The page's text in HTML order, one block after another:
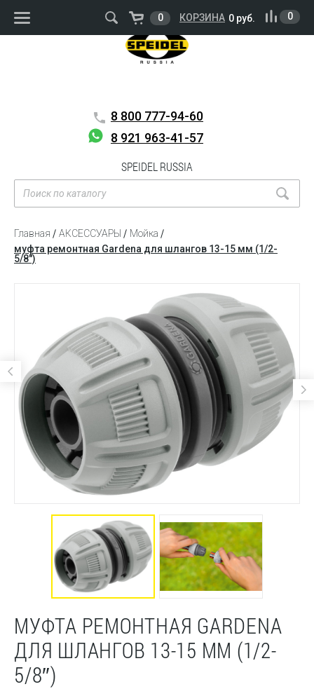
ВОЙТИ РЕГИСТРАЦИЯ
8 800 777-94-60
8 921 963-41-57
SPEIDEL RUSSIA
0 КОРЗИНА 0 руб. 0
Главная АКСЕССУАРЫ
Мойка
муфта ремонтная Gardena для шлангов 13-15 мм (1/2-
5/8″)
МУФТА РЕМОНТНАЯ GARDENA
ДЛЯ ШЛАНГОВ 13-15 ММ (1/2-
5/8″)